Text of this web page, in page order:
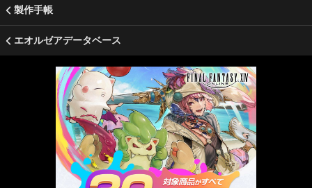
製作手帳
エオルゼアデータベース